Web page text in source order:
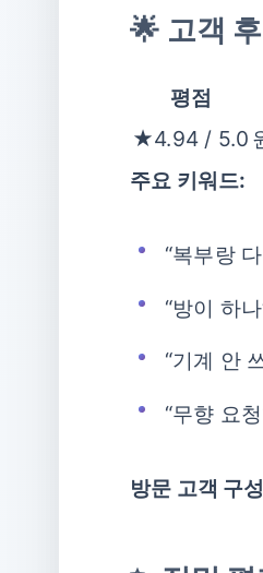
🌟 고객
평점
★4.94 / 5.0
주요 키워드:
“복부랑
“방이 하
“기계 안
“무향 요
방문 고객 구